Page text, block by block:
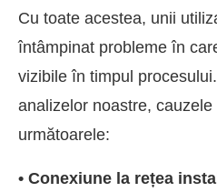
Cu toate acestea, unii
întâmpinat probleme în
vizibile în timpul
analizelor noastre,
următoarele:
• Conexiune la rețea